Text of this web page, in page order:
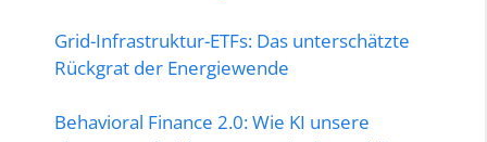
Grid-Infrastruktur-ETFs: Das unterschätzte
Rückgrat der Energiewende
Behavioral Finance 2.0: Wie KI unsere